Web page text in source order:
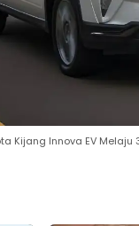
Kijang Innova EV